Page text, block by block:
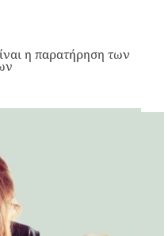
η παρατήρηση των